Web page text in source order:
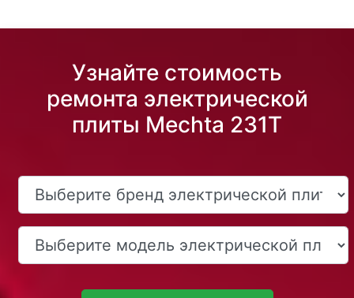
Узнайте стоимость
ремонта электрической
плиты Mechta 231T